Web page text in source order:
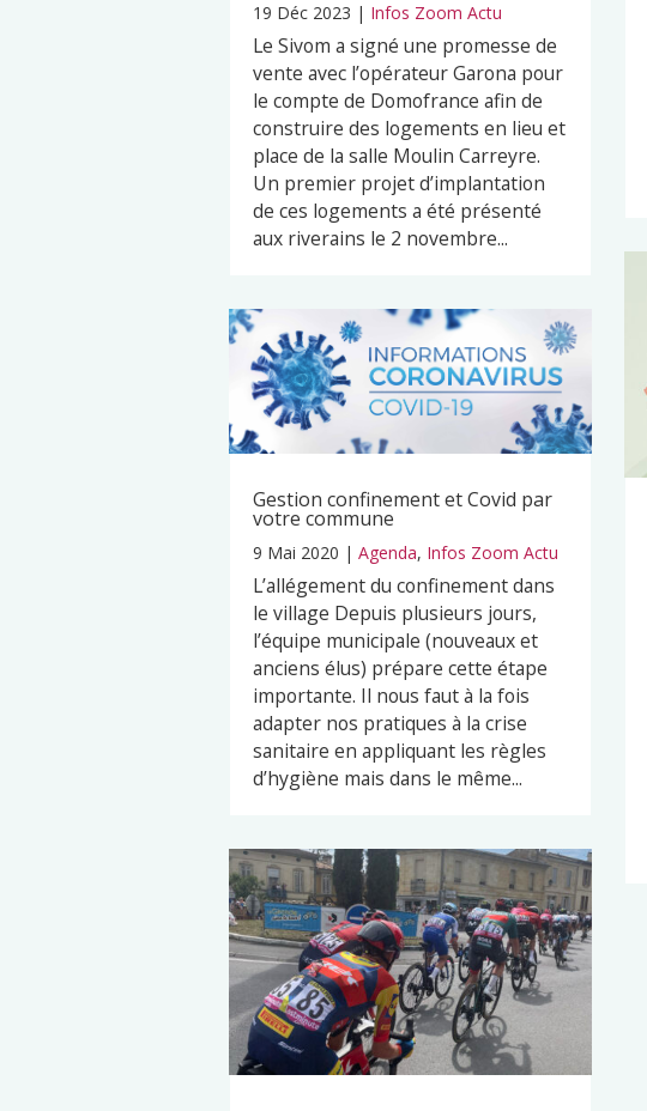
19 Déc 2023 | Infos Zoom Actu
Le Sivom a signé une promesse de
vente avec l’opérateur Garona pour
le compte de Domofrance afin de
construire des logements en lieu et
place de la salle Moulin Carreyre.
Un premier projet d’implantation
de ces logements a été présenté
aux riverains le 2 novembre...
Gestion confinement et Covid par
votre commune
9 Mai 2020 | Agenda, Infos Zoom Actu
L’allégement du confinement dans
le village Depuis plusieurs jours,
l’équipe municipale (nouveaux et
anciens élus) prépare cette étape
importante. Il nous faut à la fois
adapter nos pratiques à la crise
sanitaire en appliquant les règles
d’hygiène mais dans le même...